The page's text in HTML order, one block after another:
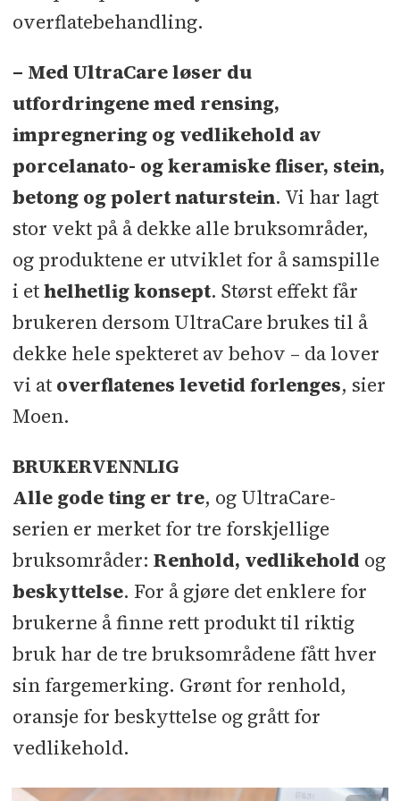
* MAPEI i Norge er en del av det
internasjonale MAPEI-konsernet,
som ble grunnlagt i Italia i 1937.
Hvert år investerer MAPEI mer enn
fem prosent av sin årlige
omsetning i forskning- og utvikling
(FoU). Omsetningen i 2020 var 2,8
MRD Euro. Mer enn 12 prosent av
Mapeis medarbeidere er aktive innen
forskning, utvikling og forbedring.
Dette har bidratt til at MAPEI er en av
verdens største produsenter i vår
bransje. Til sammen er 11 000
medarbeidere ansatt i MAPEI i til
sammen
* Mapei har fokus på å
systemløsningerinnenfor alle våre
produktlinjer. Vi jobber med de
utfordringer som våre kunder har,
for så å kunne levere en ferdig
løsning.
* Konsernets policy for
samfunnsansvar er å knytte sosiale,
miljømessige og økonomiske verdier
i et bærekraftig samspill. Økonomisk
vekst avhenger av å finne de gode
Varig vanntetting av
Mapei skal på Bygg Reis Deg – vi
ses vel?
Mapei lanserer 3 innovative
sementbaserte gulvsystemer
Bedre effektivitet og langvarig
beskyttelse av tanker i renseanlegg
Skap følelser, begeistring og
endring av bymiljøet
Spar tid i ditt neste
våtromsprosjekt!
miljøvennlige møbelfabrikk
Mapei - Slik skal utslippene fra
betongindustrien reduseres
Mapei rigger for store prosjekter
med Infratek
Mapei-løsning for betonggulvet i
fabrikken gir mindre vedlikehold
hos Norges største chipsprodusent
Mapei lanserer bærekraftrapport
overflatebehandling.
– Med UltraCare løser du
utfordringene med rensing,
impregnering og vedlikehold av
porcelanato- og keramiske fliser, stein,
betong og polert naturstein. Vi har lagt
stor vekt på å dekke alle bruksområder,
og produktene er utviklet for å samspille
i ethelhetlig konsept. Størst effekt får
brukeren dersom UltraCare brukes til å
dekke hele spekteret av behov – da lover
vi at overflatenes levetid forlenges, sier
Moen.
BRUKERVENNLIG
Alle gode ting er tre, og UltraCare-
serien er merket for tre forskjellige
bruksområder: Renhold, vedlikehold og
beskyttelse. For å gjøre det enklere for
brukerne å finne rett produkt til riktig
bruk har de tre bruksområdene fått hver
sin fargemerking. Grønt for renhold,
oransje for beskyttelse og grått for
vedlikehold.